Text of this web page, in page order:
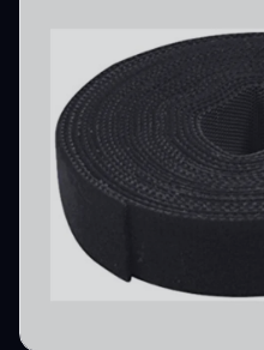
Kiegészítők
Akciók
Ajándékkártya